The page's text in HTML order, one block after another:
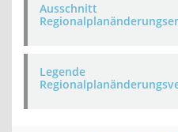
Ausschnitt
Legende